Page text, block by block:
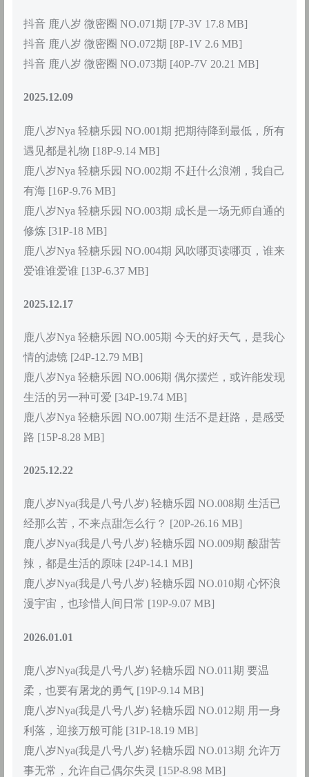
抖音 鹿八岁 微密圈 NO.071期 [7P-3V 17.8 MB]
抖音 鹿八岁 微密圈 NO.072期 [8P-1V 2.6 MB]
抖音 鹿八岁 微密圈 NO.073期 [40P-7V 20.21 MB]
2025.12.09
鹿八岁Nya 轻糖乐园 NO.001期 把期待降到最低，所有
遇见都是礼物 [18P-9.14 MB]
鹿八岁Nya 轻糖乐园 NO.002期 不赶什么浪潮，我自己
有海 [16P-9.76 MB]
鹿八岁Nya 轻糖乐园 NO.003期 成长是一场无师自通的
修炼 [31P-18 MB]
鹿八岁Nya 轻糖乐园 NO.004期 风吹哪页读哪页，谁来
爱谁谁爱谁 [13P-6.37 MB]
2025.12.17
鹿八岁Nya 轻糖乐园 NO.005期 今天的好天气，是我心
情的滤镜 [24P-12.79 MB]
鹿八岁Nya 轻糖乐园 NO.006期 偶尔摆烂，或许能发现
生活的另一种可爱 [34P-19.74 MB]
鹿八岁Nya 轻糖乐园 NO.007期 生活不是赶路，是感受
路 [15P-8.28 MB]
2025.12.22
鹿八岁Nya(我是八号八岁) 轻糖乐园 NO.008期 生活已
经那么苦，不来点甜怎么行？ [20P-26.16 MB]
鹿八岁Nya(我是八号八岁) 轻糖乐园 NO.009期 酸甜苦
辣，都是生活的原味 [24P-14.1 MB]
鹿八岁Nya(我是八号八岁) 轻糖乐园 NO.010期 心怀浪
漫宇宙，也珍惜人间日常 [19P-9.07 MB]
2026.01.01
鹿八岁Nya(我是八号八岁) 轻糖乐园 NO.011期 要温
柔，也要有屠龙的勇气 [19P-9.14 MB]
鹿八岁Nya(我是八号八岁) 轻糖乐园 NO.012期 用一身
利落，迎接万般可能 [31P-18.19 MB]
鹿八岁Nya(我是八号八岁) 轻糖乐园 NO.013期 允许万
事无常，允许自己偶尔失灵 [15P-8.98 MB]